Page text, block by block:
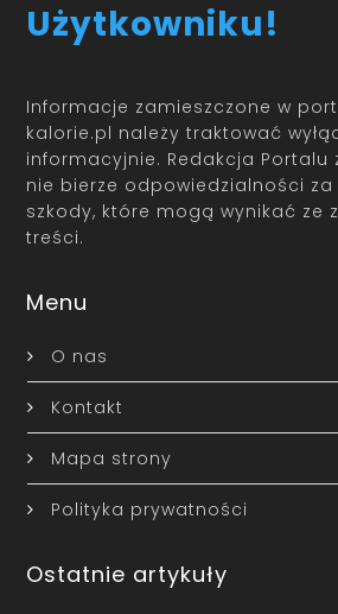
Użytkowniku!
Informacje zamieszczone w
kalorie.pl należy traktować
informacyjnie. Redakcja Portalu
nie bierze odpowiedzialności za
szkody, które mogą wynikać ze
treści.
Menu
O nas
Kontakt
Mapa strony
Polityka prywatności
Ostatnie artykuły